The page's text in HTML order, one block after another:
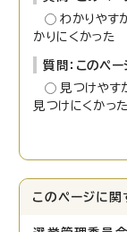
わかりやす
かりにくかった
質問：このペ
見つけや
見つけにくかった
このページに関